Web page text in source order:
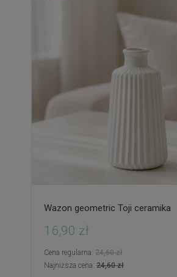
Wazon geometric Toji ceramika
16,90 zł
Cena regularna: 24,60 zł
Najniższa cena: 24,60 zł